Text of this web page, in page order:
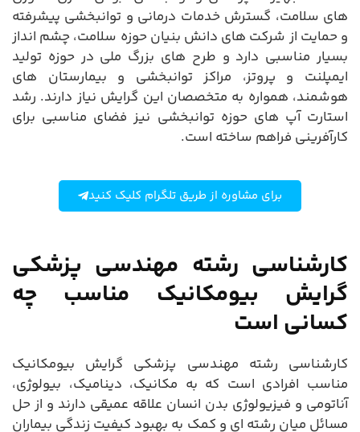
های سلامت، گسترش خدمات درمانی و توانبخشی پیشرفته
و حمایت از شرکت های دانش بنیان حوزه سلامت، چشم انداز
بسیار مناسبی دارد و طرح های بزرگ ملی در حوزه تولید
ایمپلنت و پروتز، مراکز توانبخشی و بیمارستان های
هوشمند، همواره به متخصصان این گرایش نیاز دارند. رشد
استارت آپ های حوزه توانبخشی نیز فضای مناسبی برای
کارآفرینی فراهم ساخته است.
برای مشاوره از طریق تلگرام کلیک کنید
کارشناسی رشته مهندسی پزشکی
گرایش بیومکانیک مناسب چه
کسانی است
کارشناسی رشته مهندسی پزشکی گرایش بیومکانیک
مناسب افرادی است که به مکانیک، دینامیک، بیولوژی،
آناتومی و فیزیولوژی بدن انسان علاقه عمیقی دارند و از حل
مسائل میان رشته ای و کمک به بهبود کیفیت زندگی بیماران